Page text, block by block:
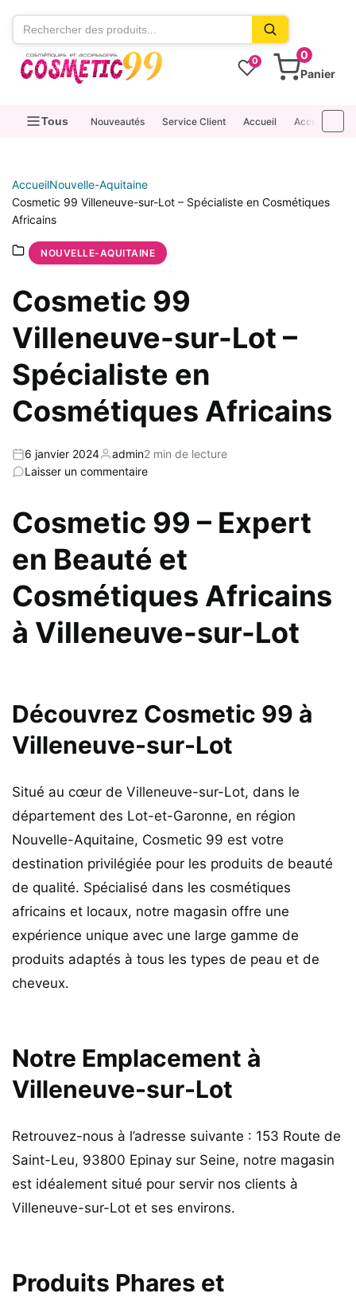
contenu
0
0
Panier
Tous Nouveautés Service Client Accueil Accessoires
AccueilNouvelle-Aquitaine
Cosmetic 99 Villeneuve-sur-Lot – Spécialiste en Cosmétiques
Africains
NOUVELLE-AQUITAINE
Cosmetic 99
Villeneuve-sur-Lot –
Spécialiste en
Cosmétiques Africains
6 janvier 2024 admin2 min de lecture
Laisser un commentaire
Cosmetic 99 – Expert
en Beauté et
Cosmétiques Africains
à Villeneuve-sur-Lot
Découvrez Cosmetic 99 à
Villeneuve-sur-Lot
Situé au cœur de Villeneuve-sur-Lot, dans le
département des Lot-et-Garonne, en région
Nouvelle-Aquitaine, Cosmetic 99 est votre
destination privilégiée pour les produits de beauté
de qualité. Spécialisé dans les cosmétiques
africains et locaux, notre magasin offre une
expérience unique avec une large gamme de
produits adaptés à tous les types de peau et de
cheveux.
Notre Emplacement à
Villeneuve-sur-Lot
Retrouvez-nous à l’adresse suivante : 153 Route de
Saint-Leu, 93800 Epinay sur Seine, notre magasin
est idéalement situé pour servir nos clients à
Villeneuve-sur-Lot et ses environs.
Produits Phares et